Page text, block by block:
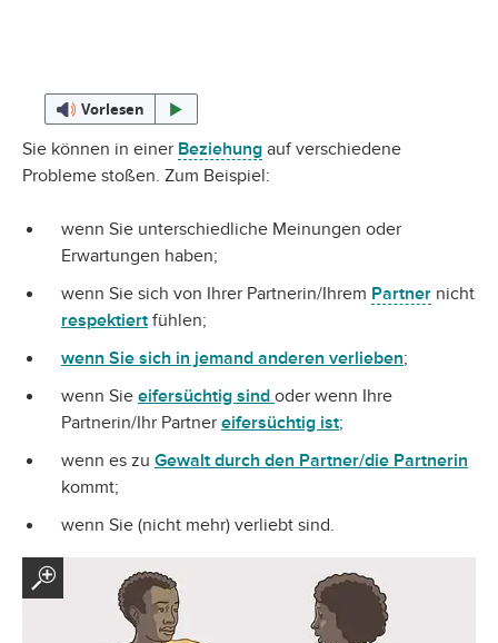
Vorlesen
Sie können in einer Beziehung auf verschiedene
Probleme stoßen. Zum Beispiel:
wenn Sie unterschiedliche Meinungen oder
Erwartungen haben;
wenn Sie sich von Ihrer Partnerin/Ihrem Partner nicht
respektiert fühlen;
wenn Sie sich in jemand anderen verlieben;
wenn Sie eifersüchtig sind oder wenn Ihre
Partnerin/Ihr Partner eifersüchtig ist;
wenn es zu Gewalt durch den Partner/die Partnerin
kommt;
wenn Sie (nicht mehr) verliebt sind.